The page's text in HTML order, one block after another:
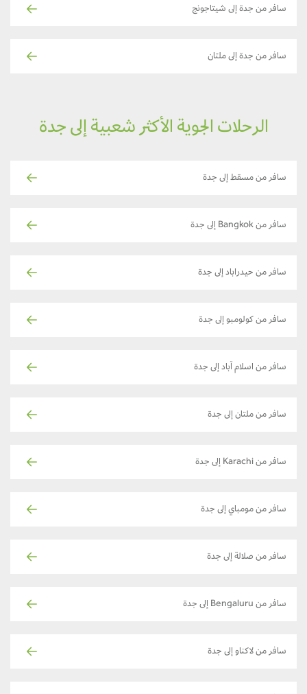
سافر من جدة إلى شيتاجونج
سافر من جدة إلى ملتان
الرحلات الجوية الأكثر شعبية إلى جدة
سافر من مسقط إلى جدة
سافر من Bangkok إلى جدة
سافر من حيدراباد إلى جدة
سافر من كولومبو إلى جدة
سافر من اسلام آباد إلى جدة
سافر من ملتان إلى جدة
سافر من Karachi إلى جدة
سافر من مومباي إلى جدة
سافر من صلالة إلى جدة
سافر من Bengaluru إلى جدة
سافر من لاكناو إلى جدة